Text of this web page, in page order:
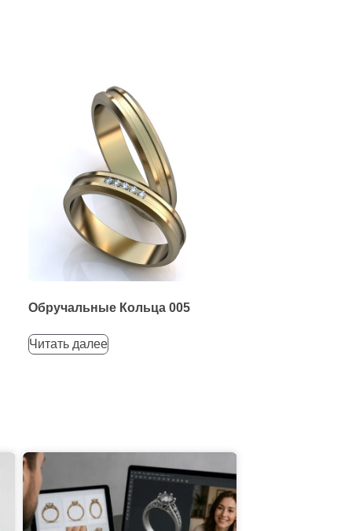
Обручальные Кольца 005
Читать далее